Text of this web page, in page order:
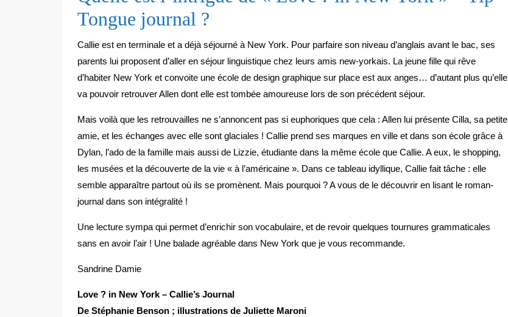
Tongue journal ?
Callie est en terminale et a déjà séjourné à New York. Pour parfaire son niveau d’anglais avant le bac, ses
parents lui proposent d’aller en séjour linguistique chez leurs amis new-yorkais. La jeune fille qui rêve
d’habiter New York et convoite une école de design graphique sur place est aux anges… d’autant plus qu’elle
va pouvoir retrouver Allen dont elle est tombée amoureuse lors de son précédent séjour.
Mais voilà que les retrouvailles ne s’annoncent pas si euphoriques que cela : Allen lui présente Cilla, sa petite
amie, et les échanges avec elle sont glaciales ! Callie prend ses marques en ville et dans son école grâce à
Dylan, l’ado de la famille mais aussi de Lizzie, étudiante dans la même école que Callie. A eux, le shopping,
les musées et la découverte de la vie « à l’américaine ». Dans ce tableau idyllique, Callie fait tâche : elle
semble apparaître partout où ils se promènent. Mais pourquoi ? A vous de le découvrir en lisant le roman-
journal dans son intégralité !
Une lecture sympa qui permet d’enrichir son vocabulaire, et de revoir quelques tournures grammaticales
sans en avoir l’air ! Une balade agréable dans New York que je vous recommande.
Sandrine Damie
Love ? in New York – Callie’s Journal
De Stéphanie Benson ; illustrations de Juliette Maroni